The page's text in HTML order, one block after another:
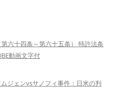
六十四条～第六十五条） 特許法条
動画文字付
ジェンvsサノフィ事件：日米の判